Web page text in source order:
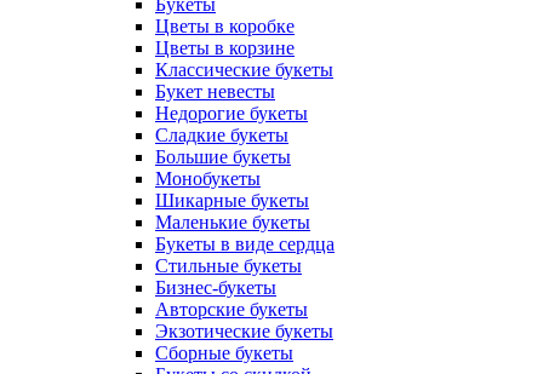
Букеты
Цветы в коробке
Цветы в корзине
Классические букеты
Букет невесты
Недорогие букеты
Сладкие букеты
Большие букеты
Монобукеты
Шикарные букеты
Маленькие букеты
Букеты в виде сердца
Стильные букеты
Бизнес-букеты
Авторские букеты
Экзотические букеты
Сборные букеты